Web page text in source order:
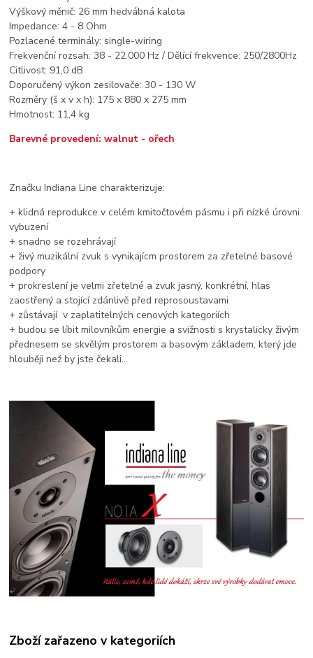
Výškový měnič: 26 mm hedvábná kalota
Impedance: 4 - 8 Ohm
Pozlacené terminály: single-wiring
Frekvenční rozsah: 38 - 22.000 Hz / Dělící frekvence: 250/2800Hz
Citlivost: 91,0 dB
Doporučený výkon zesilovače: 30 - 130 W
Rozměry (š x v x h): 175 x 880 x 275 mm
Hmotnost: 11,4 kg
Barevné provedení: walnut - ořech
Značku Indiana Line charakterizuje:
+ klidná reprodukce v celém kmitočtovém pásmu i při nízké úrovni
vybuzení
+ snadno se rozehrávají
+ živý muzikální zvuk s vynikajícm prostorem za zřetelné basové
podpory
+ prokreslení je velmi zřetelné a zvuk jasný, konkrétní, hlas
zaostřený a stojící zdánlivě před reprosoustavami
+ zůstávají v zaplatitelných cenových kategoriích
+ budou se líbit milovníkům energie a svižnosti s krystalicky živým
přednesem se skvělým prostorem a basovým základem, který jde
hlouběji než by jste čekali...
Zboží zařazeno v kategoriích